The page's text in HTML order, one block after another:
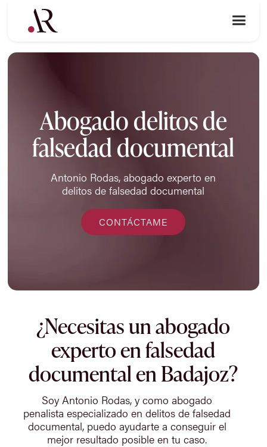
Abogado delitos de
falsedad documental
Antonio Rodas, abogado experto en
delitos de falsedad documental
CONTÁCTAME
¿Necesitas un abogado
experto en falsedad
documental en Badajoz?
Soy Antonio Rodas, y como abogado
penalista especializado en delitos de falsedad
documental, puedo ayudarte a conseguir el
mejor resultado posible en tu caso.